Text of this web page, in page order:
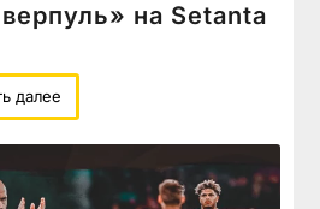
на Setanta
далее